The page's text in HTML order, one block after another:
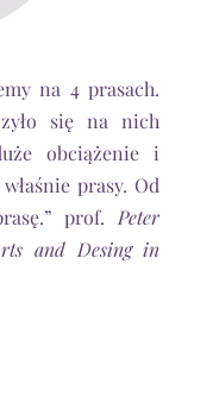
na 4 prasach.
się na nich
obciążenie i
prasy. Od
prof. Peter
and Desing in